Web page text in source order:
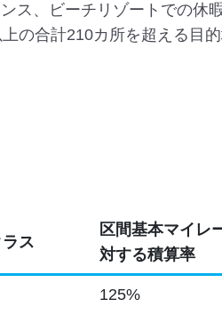
ス、ビーチリゾートでの休
の合計210カ所を超える目
ス
区間基本マイレ
対する積算率
125%